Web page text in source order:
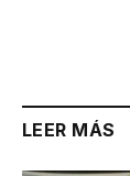
LEER MÁS